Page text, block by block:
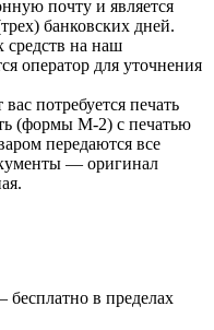
почту и является
банковских дней.
средств на наш
оператор для уточнения
потребуется печать
(формы М-2) с печатью
передаются все
— оригинал
в пределах